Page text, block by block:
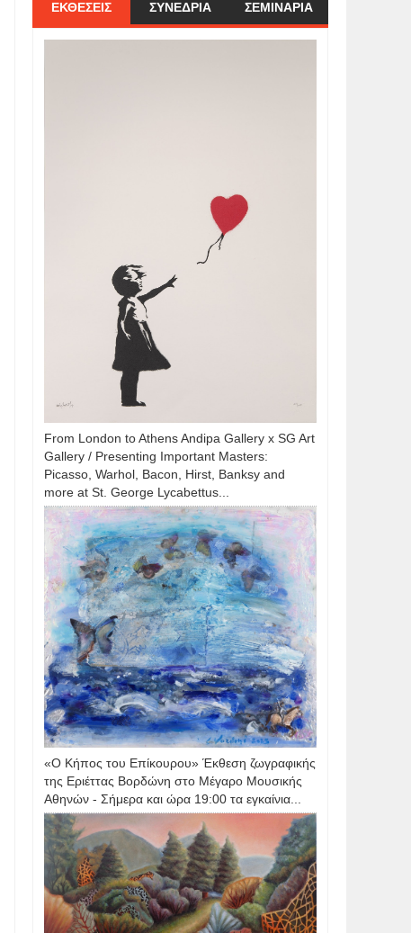
ΕΚΘΕΣΕΙΣ ΣΥΝΕΔΡΙΑ ΣΕΜΙΝΑΡΙΑ
From London to Athens Andipa Gallery x SG Art
Gallery / Presenting Important Masters:
Picasso, Warhol, Bacon, Hirst, Banksy and
more at St. George Lycabettus...
«Ο Κήπος του Επίκουρου» Έκθεση ζωγραφικής
της Εριέττας Βορδώνη στο Μέγαρο Μουσικής
Αθηνών - Σήμερα και ώρα 19:00 τα εγκαίνια...